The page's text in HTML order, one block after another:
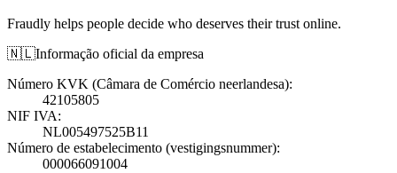
Fraudly helps people decide who deserves their trust online.
🇳🇱Informação oficial da empresa
Número KVK (Câmara de Comércio neerlandesa):
42105805
NIF IVA:
NL005497525B11
Número de estabelecimento (vestigingsnummer):
000066091004